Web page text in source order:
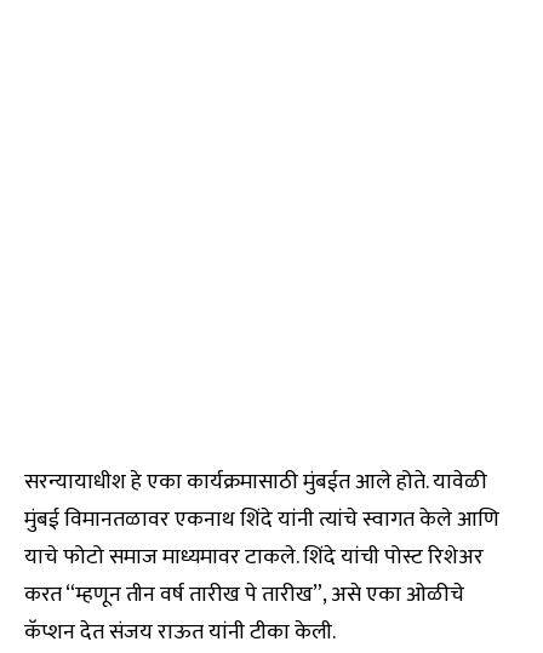
सरन्यायाधीश हे एका कार्यक्रमासाठी मुंबईत आले होते. यावेळी
मुंबई विमानतळावर एकनाथ शिंदे यांनी त्यांचे स्वागत केले आणि
याचे फोटो समाज माध्यमावर टाकले. शिंदे यांची पोस्ट रिशेअर
करत “म्हणून तीन वर्ष तारीख पे तारीख”, असे एका ओळीचे
कॅप्शन देत संजय राऊत यांनी टीका केली.